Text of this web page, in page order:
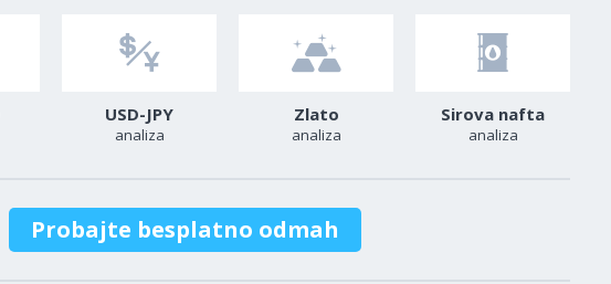
USD-JPY
analiza
Zlato
analiza
Sirova nafta
analiza
Probajte besplatno odmah